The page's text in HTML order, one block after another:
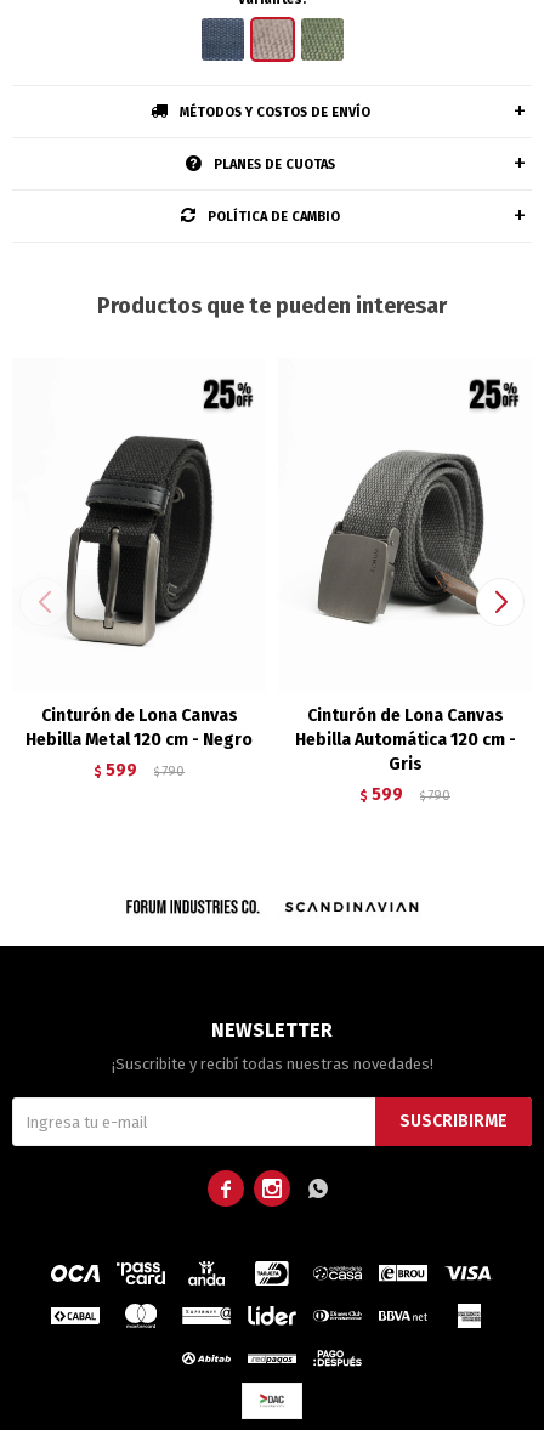
MÉTODOS Y COSTOS DE ENVÍO
PLANES DE CUOTAS
POLÍTICA DE CAMBIO
Productos que te pueden interesar
Cinturón de Lona Canvas
Hebilla Metal 120 cm - Negro
$ 599 $ 790
Cinturón de Lona Canvas
Hebilla Automática 120 cm -
Gris
$ 599 $ 790
NEWSLETTER
¡Suscribite y recibí todas nuestras novedades!
SUSCRIBIRME
  